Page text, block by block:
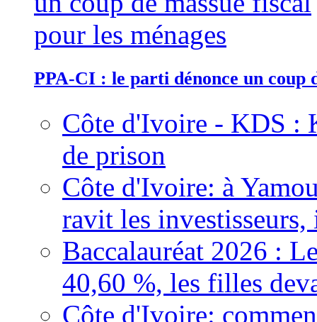
PPA-CI : le parti dénonce un coup
Côte d'Ivoire - KDS :
de prison
Côte d'Ivoire: à
ravit les
Baccalauréat 2026 :
40,60 %, les filles
Côte d'Ivoire: